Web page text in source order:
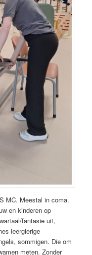
MC. Meestal in coma.
en kinderen op
fantasie uit,
leergierige
sommigen. Die om
meten. Zonder